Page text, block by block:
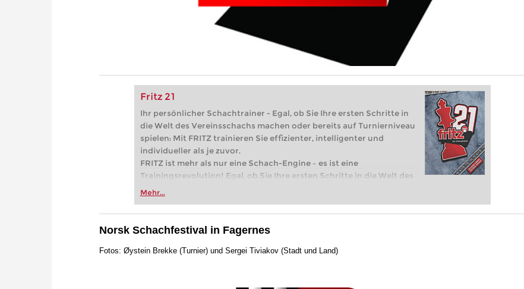
Fritz 21
Ihr persönlicher Schachtrainer - Egal, ob Sie Ihre ersten Schritte in
die Welt des Vereinsschachs machen oder bereits auf Turnierniveau
spielen: Mit FRITZ trainieren Sie effizienter, intelligenter und
individueller als je zuvor.
FRITZ ist mehr als nur eine Schach-Engine – es ist eine
Trainingsrevolution! Egal, ob Sie Ihre ersten Schritte in die Welt des
Vereinsschachs machen oder bereits auf Turnierniveau spielen: Mit
zuvor.
Mehr...
Norsk Schachfestival in Fagernes
Fotos: Øystein Brekke (Turnier) und Sergei Tiviakov (Stadt und Land)